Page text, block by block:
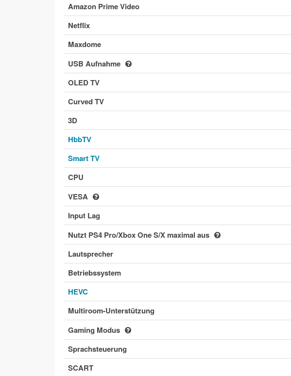
Amazon Prime Video
Netflix
Maxdome
USB Aufnahme
OLED TV
Curved TV
3D
HbbTV
Smart TV
CPU
VESA
Input Lag
Nutzt PS4 Pro/Xbox One S/X maximal aus
Lautsprecher
Betriebssystem
HEVC
Multiroom-Unterstützung
Gaming Modus
Sprachsteuerung
SCART